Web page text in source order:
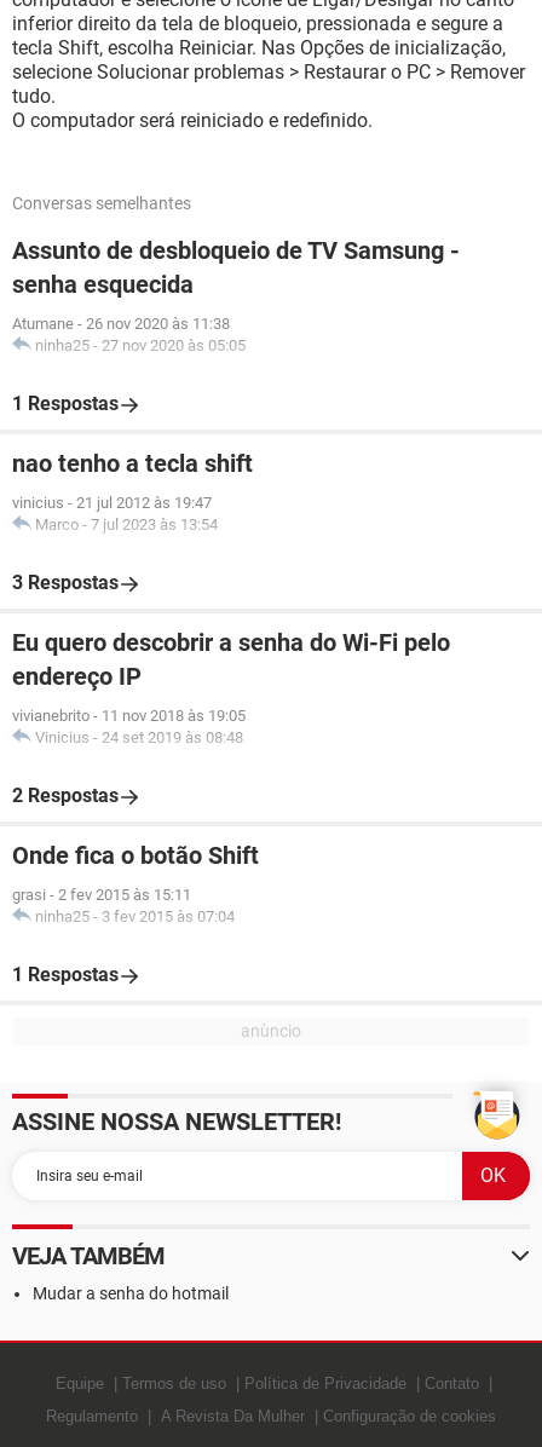
inferior direito da tela de bloqueio, pressionada e segure a
tecla Shift, escolha Reiniciar. Nas Opções de inicialização,
selecione Solucionar problemas > Restaurar o PC > Remover
tudo.
O computador será reiniciado e redefinido.
Conversas semelhantes
Assunto de desbloqueio de TV Samsung -
senha esquecida
Atumane - 26 nov 2020 às 11:38
ninha25 - 27 nov 2020 às 05:05
1 Respostas
nao tenho a tecla shift
vinicius - 21 jul 2012 às 19:47
Marco - 7 jul 2023 às 13:54
3 Respostas
Eu quero descobrir a senha do Wi-Fi pelo
endereço IP
vivianebrito - 11 nov 2018 às 19:05
Vinicius - 24 set 2019 às 08:48
2 Respostas
Onde fica o botão Shift
grasi - 2 fev 2015 às 15:11
ninha25 - 3 fev 2015 às 07:04
1 Respostas
ASSINE NOSSA NEWSLETTER!
VEJA TAMBÉM
Mudar a senha do hotmail
Equipe Termos de uso Política de Privacidade
Contato
Regulamento
A Revista Da Mulher Configuração de cookies